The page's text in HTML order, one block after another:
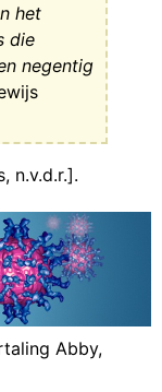
het
die
negentig
n.v.d.r.].
Abby,